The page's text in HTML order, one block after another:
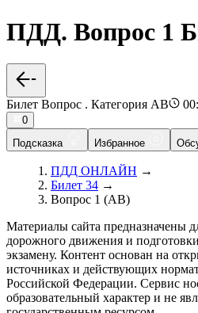
ПДД. Вопрос 1
Билет Вопрос . Категория AB
0
Подсказка
Избранное
ПДД ОНЛАЙН →
Билет 34 →
Вопрос 1 (AB)
Материалы сайта предназначены
дорожного движения и
экзамену. Контент основан на
источниках и действующих
Российской Федерации. Сервис
образовательный характер и не